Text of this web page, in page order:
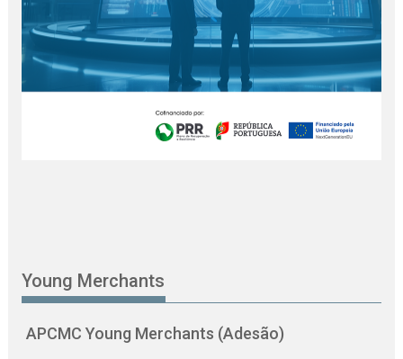
Young Merchants
APCMC Young Merchants (Adesão)